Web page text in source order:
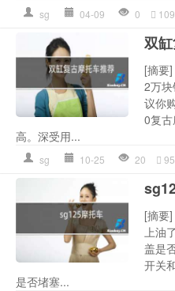
sg 04-09 0 109
双
[摘要
2万
议你
0复
高。深受用...
sg 10-25 20
[摘要
上油
盖是
开关
是否堵塞...